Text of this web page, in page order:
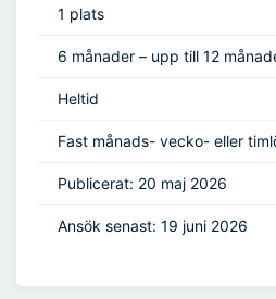
1 plats
6 månader – upp till 12
Heltid
Fast månads- vecko- eller
Publicerat: 20 maj 2026
Ansök senast: 19 juni 2026